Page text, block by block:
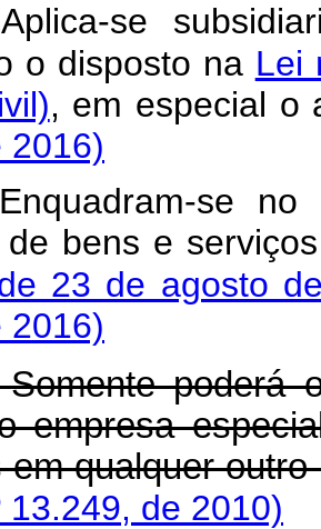
se
o disposto na Lei
, em
2016)
se no
de bens e
23 de agosto
2016)
Somente poderá
empresa
em qualquer
13.249, de 2010)